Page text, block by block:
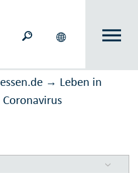
essen.de → Leben in
Corona­virus